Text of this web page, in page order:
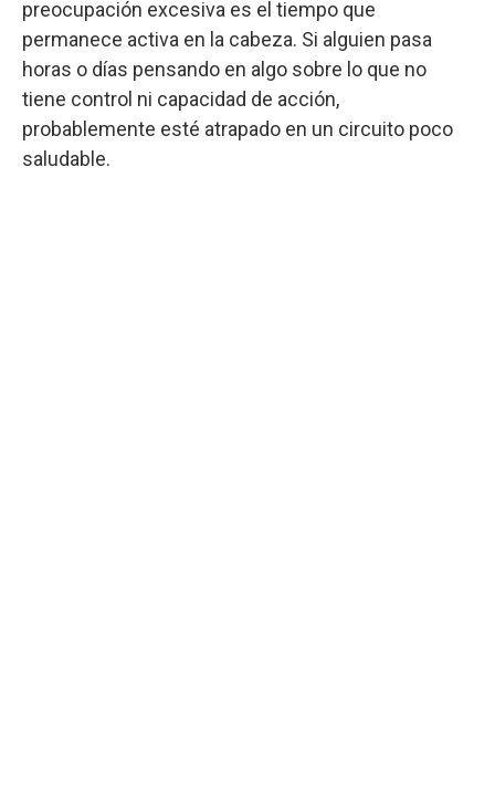
preocupación excesiva es el tiempo que
permanece activa en la cabeza. Si alguien pasa
horas o días pensando en algo sobre lo que no
tiene control ni capacidad de acción,
probablemente esté atrapado en un circuito poco
saludable.